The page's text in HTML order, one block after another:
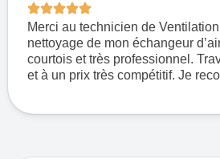
Merci au technicien de
nettoyage de mon échangeur
courtois et très professionnel.
et à un prix très compétitif. Je